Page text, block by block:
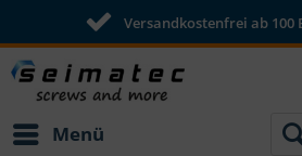
Versandkostenfrei ab 100
Menü